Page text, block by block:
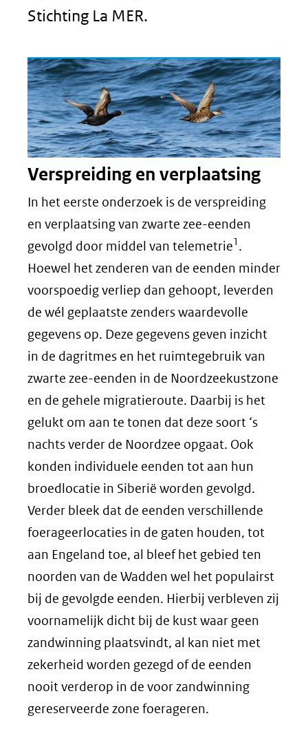
Stichting La MER.
Verspreiding en verplaatsing
In het eerste onderzoek is de verspreiding
en verplaatsing van zwarte zee-eenden
gevolgd door middel van telemetrie1 .
Hoewel het zenderen van de eenden minder
voorspoedig verliep dan gehoopt, leverden
de wél geplaatste zenders waardevolle
gegevens op. Deze gegevens geven inzicht
in de dagritmes en het ruimtegebruik van
zwarte zee-eenden in de Noordzeekustzone
en de gehele migratieroute. Daarbij is het
gelukt om aan te tonen dat deze soort ‘s
nachts verder de Noordzee opgaat. Ook
konden individuele eenden tot aan hun
broedlocatie in Siberië worden gevolgd.
Verder bleek dat de eenden verschillende
foerageerlocaties in de gaten houden, tot
aan Engeland toe, al bleef het gebied ten
noorden van de Wadden wel het populairst
bij de gevolgde eenden. Hierbij verbleven zij
voornamelijk dicht bij de kust waar geen
zandwinning plaatsvindt, al kan niet met
zekerheid worden gezegd of de eenden
nooit verderop in de voor zandwinning
gereserveerde zone foerageren.